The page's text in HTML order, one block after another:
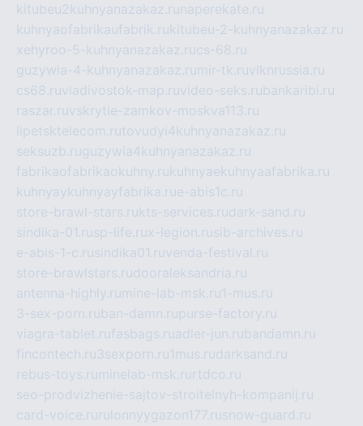
kitubeu2kuhnyanazakaz.ru naperekate.ru
kuhnyaofabrikaufabrik.rukitubeu-2-kuhnyanazakaz.ru
xehyroo-5-kuhnyanazakaz.rucs-68.ru
guzywia-4-kuhnyanazakaz.ru mir-tk.ruvlknrussia.ru
cs68.ruvladivostok-map.ruvideo-seks.rubankaribi.ru
raszar.ruvskrytie-zamkov-moskva113.ru
lipetsktelecom.rutovudyi4kuhnyanazakaz.ru
seksuzb.ruguzywia4kuhnyanazakaz.ru
fabrikaofabrikaokuhny.rukuhnyaekuhnyaafabrika.ru
kuhnyaykuhnyayfabrika.rue-abis1c.ru
store-brawl-stars.rukts-services.rudark-sand.ru
sindika-01.rusp-life.rux-legion.rusib-archives.ru
e-abis-1-c.rusindika01.ruvenda-festival.ru
store-brawlstars.rudooraleksandria.ru
antenna-highly.ru mine-lab-msk.ru1-mus.ru
3-sex-porn.ruban-damn.rupurse-factory.ru
viagra-tablet.rufasbags.ruadler-jun.rubandamn.ru
fincontech.ru3sexporn.ru1mus.rudarksand.ru
rebus-toys.ru minelab-msk.ru rtdco.ru
seo-prodvizhenie-sajtov-stroitelnyh-kompanij.ru
card-voice.ru rulonnyygazon177.rusnow-guard.ru